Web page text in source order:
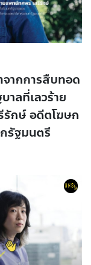
จากการสืบทอด
าลที่เลวร้าย
รักษ์ อดีตโฆษก
รัฐมนตรี